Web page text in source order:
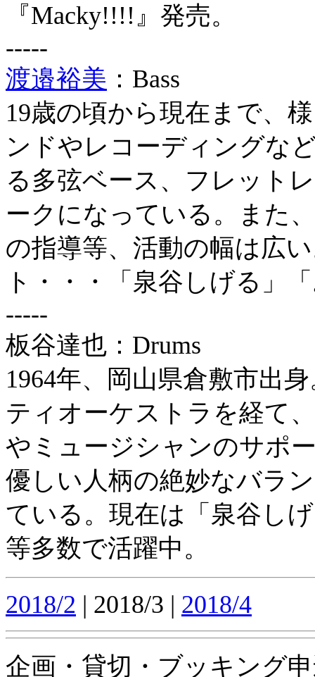
『Macky!!!!』発売。
-----
渡邉裕美 ：Bass
19歳の頃から現在まで、
ンドやレコーディングな
る多弦ベース、フレット
ークになっている。また
の指導等、活動の幅は広
ト・・・「泉谷しげる」
-----
板谷達也：Drums
1964年、岡山県倉敷市出
ティオーケストラを経て
やミュージシャンのサポ
優しい人柄の絶妙なバラ
ている。現在は「泉谷し
等多数で活躍中。
2018/2 | 2018/3 | 2018/4
企画・貸切・ブッキング